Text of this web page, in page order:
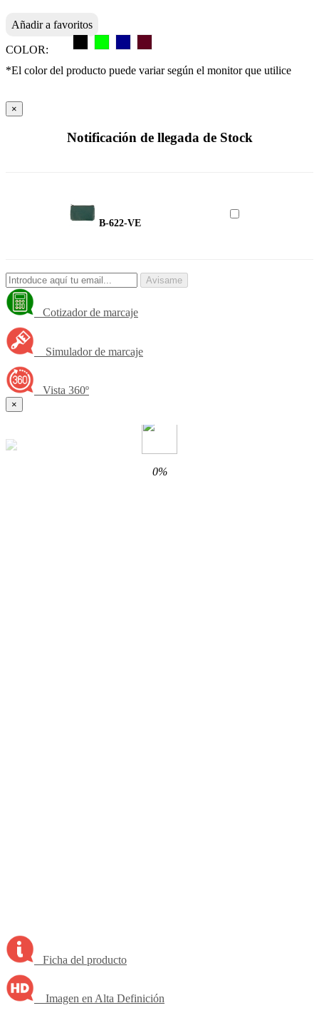
Añadir a favoritos
COLOR:
*El color del producto puede variar según el monitor que utilice
×
Notificación de llegada de Stock
B-622-VE
Avisame
Cotizador de marcaje
Simulador de marcaje
Vista 360º
×
Ficha del producto
Imagen en Alta Definición